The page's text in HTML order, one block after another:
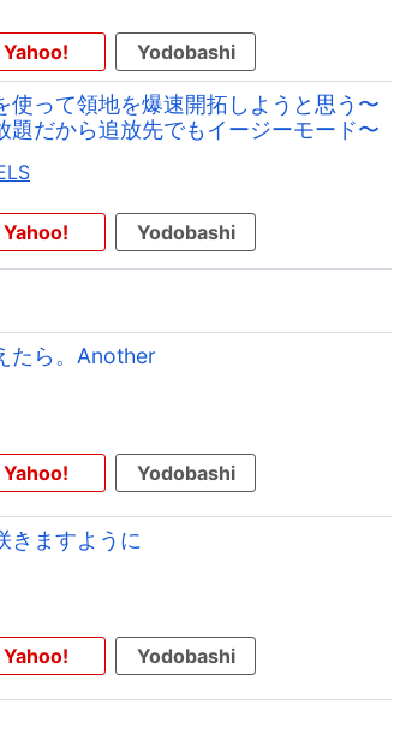
Yahoo! Yodobashi
って領地を爆速開拓しようと思う〜
だから追放先でもイージーモード〜
Yahoo! Yodobashi
たら。Another
Yahoo! Yodobashi
きますように
Yahoo! Yodobashi